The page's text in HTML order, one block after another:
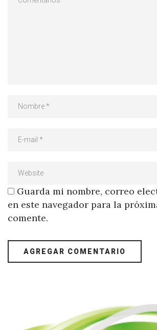
Guarda mi nombre, correo
en este navegador para la
comente.